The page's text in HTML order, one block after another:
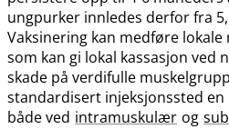
ungpurker innledes derfor fra
Vaksinering kan medføre
som kan gi lokal kassasjon ved
skade på verdifulle
standardisert injeksjonssted
både ved intramuskulær og